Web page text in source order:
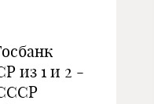
из 1 и 2 -